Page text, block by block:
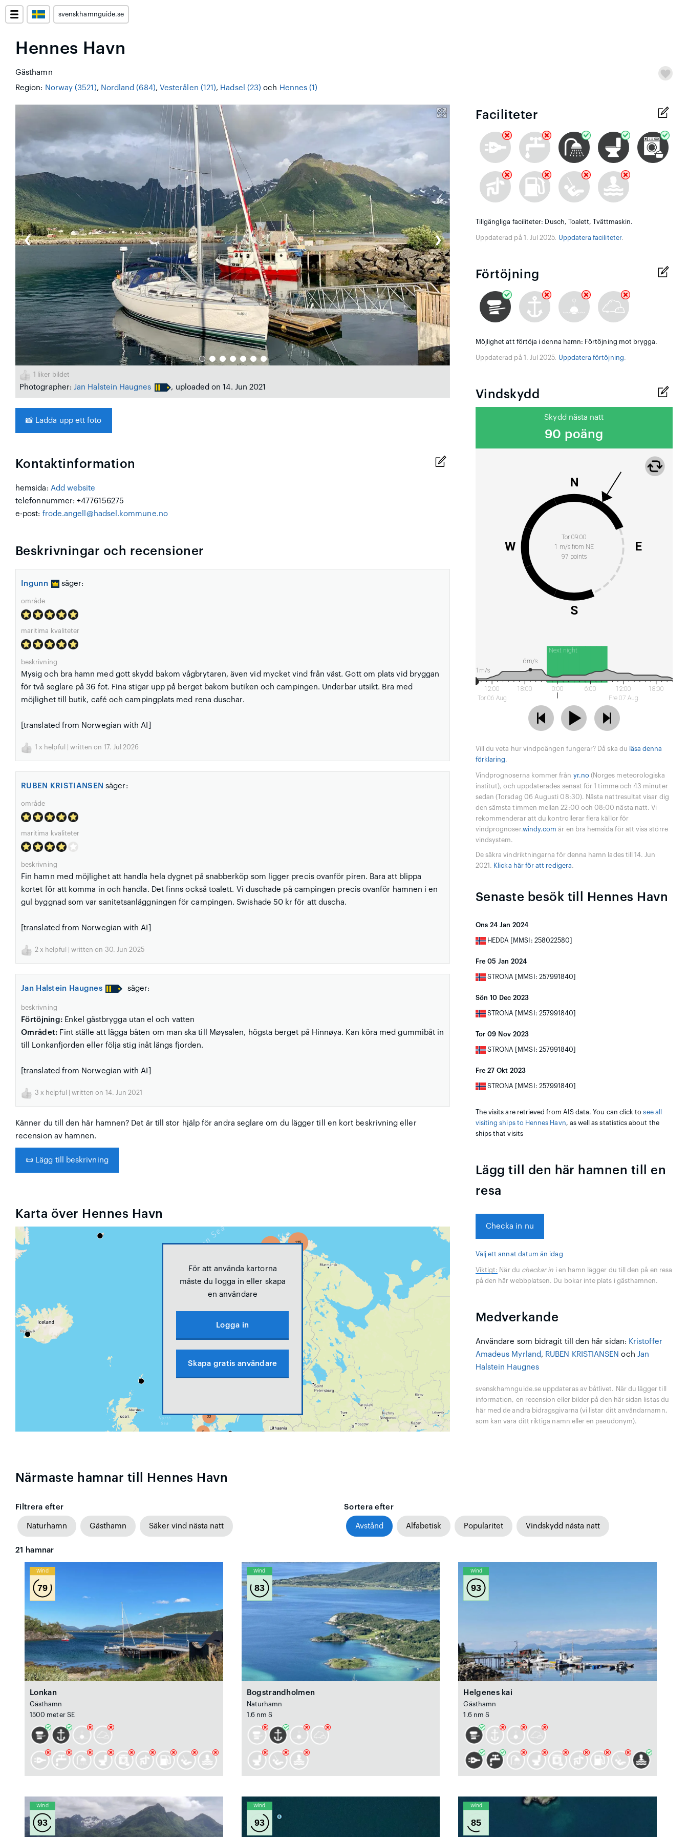
svenskhamnguide.se
Hennes Havn
Gästhamn
Region: Norway (3521), Nordland (684), Vesterålen (121), Hadsel (23) och Hennes (1)
❮ ❯
1 liker bildet
Photographer:Jan Halstein Haugnes , uploaded on 14. Jun 2021
📸 Ladda upp ett foto
Kontaktinformation
hemsida: Add website
telefonnummer: +4776156275
e-post: frode.angell@hadsel.kommune.no
Beskrivningar och recensioner
Ingunn säger:
område
maritima kvaliteter
beskrivning
Mysig och bra hamn med gott skydd bakom vågbrytaren, även vid mycket vind från väst. Gott om plats vid bryggan
för två seglare på 36 fot. Fina stigar upp på berget bakom butiken och campingen. Underbar utsikt. Bra med
möjlighet till butik, café och campingplats med rena duschar.
[translated from Norwegian with AI]
1 x helpful | written on 17. Jul 2026
RUBEN KRISTIANSEN säger:
område
maritima kvaliteter
beskrivning
Fin hamn med möjlighet att handla hela dygnet på snabberköp som ligger precis ovanför piren. Bara att blippa
kortet för att komma in och handla. Det finns också toalett. Vi duschade på campingen precis ovanför hamnen i en
gul byggnad som var sanitetsanläggningen för campingen. Swishade 50 kr för att duscha.
[translated from Norwegian with AI]
2 x helpful | written on 30. Jun 2025
Jan Halstein Haugnes säger:
beskrivning
Förtöjning: Enkel gästbrygga utan el och vatten
Området: Fint ställe att lägga båten om man ska till Møysalen, högsta berget på Hinnøya. Kan köra med gummibåt in
till Lonkanfjorden eller följa stig inåt längs fjorden.
[translated from Norwegian with AI]
3 x helpful | written on 14. Jun 2021
Känner du till den här hamnen? Det är till stor hjälp för andra seglare om du lägger till en kort beskrivning eller
recension av hamnen.
📜 Lägg till beskrivning
Karta över Hennes Havn
För att använda kartorna
måste du logga in eller skapa
en användare
Logga in
Skapa gratis användare
Faciliteter
Tillgängliga faciliteter: Dusch, Toalett, Tvättmaskin.
Uppdaterad på 1. Jul 2025. Uppdatera faciliteter.
Förtöjning
Möjlighet att förtöja i denna hamn: Förtöjning mot brygga.
Uppdaterad på 1. Jul 2025. Uppdatera förtöjning.
Vindskydd
Skydd nästa natt
90 poäng
Tor 09:00
1 m/s from NE
97 points
N
E
S
W
Next night
12:00
Tor 06 Aug
18:00 0:00 6:00
12:00
Fre 07 Aug
18:00
6m/s
1m/s
Vill du veta hur vindpoängen fungerar? Då ska du läsa denna
förklaring.
Vindprognoserna kommer från yr.no (Norges meteorologiska
institut), och uppdaterades senast för 1 timme och 43 minuter
sedan (Torsdag 06 Augusti 08:30). Nästa nattresultat visar dig
den sämsta timmen mellan 22:00 och 08:00 nästa natt. Vi
rekommenderar att du kontrollerar flera källor för
vindprognoser.windy.com är en bra hemsida för att visa större
vindsystem.
De säkra vindriktningarna för denna hamn lades till 14. Jun
2021. Klicka här för att redigera.
Senaste besök till Hennes Havn
Ons 24 Jan 2024
HEDDA [MMSI: 258022580]
Fre 05 Jan 2024
STRONA [MMSI: 257991840]
Sön 10 Dec 2023
STRONA [MMSI: 257991840]
Tor 09 Nov 2023
STRONA [MMSI: 257991840]
Fre 27 Okt 2023
STRONA [MMSI: 257991840]
The visits are retrieved from AIS data. You can click tosee all
visiting ships to Hennes Havn, as well as statistics about the
ships that visits
Lägg till den här hamnen till en
resa
Checka in nu
Välj ett annat datum än idag
Viktigt: När du checkar in i en hamn lägger du till den på en resa
på den här webbplatsen. Du bokar inte plats i gästhamnen.
Medverkande
Användare som bidragit till den här sidan: Kristoffer
Amadeus Myrland , RUBEN KRISTIANSEN och Jan
Halstein Haugnes
svenskhamnguide.se uppdateras av båtlivet. När du lägger till
information, en recension eller bilder på den här sidan listas du
här med de andra bidragsgivarna (vi listar ditt användarnamn,
som kan vara ditt riktiga namn eller en pseudonym).
Närmaste hamnar till Hennes Havn
Filtrera efter
Naturhamn Gästhamn Säker vind nästa natt
Sortera efter
Avstånd Alfabetisk Popularitet Vindskydd nästa natt
21 hamnar
Wind
79
Lonkan
Gästhamn
1500 meter SE
Wind
83
Bogstrandholmen
Naturhamn
1.6 nm S
Wind
93
Helgenes kai
Gästhamn
1.6 nm S
Wind
93
Wind
93
Wind
85